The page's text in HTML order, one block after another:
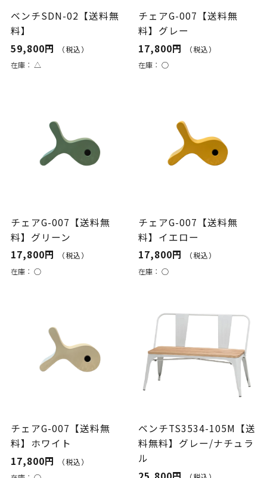
ベンチSDN-02【送料無
料】
59,800円
（税込）
在庫： △
チェアG-007【送料無
料】グレー
17,800円
（税込）
在庫：○
チェアG-007【送料無
料】グリーン
17,800円
（税込）
在庫： ○
チェアG-007【送料無
料】イエロー
17,800円
（税込）
在庫：○
チェアG-007【送料無
料】ホワイト
17,800円
（税込）
ベンチTS3534-105M【送
料無料】グレー/ナチュラ
ル